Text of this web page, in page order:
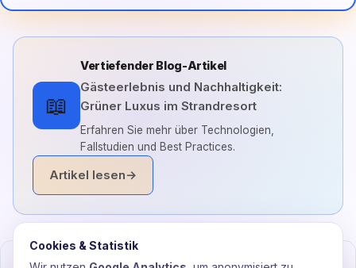
📖
Vertiefender Blog-Artikel
Gästeerlebnis und Nachhaltigkeit:
Grüner Luxus im Strandresort
Erfahren Sie mehr über Technologien,
Fallstudien und Best Practices.
Artikel lesen→
Cookies & Statistik